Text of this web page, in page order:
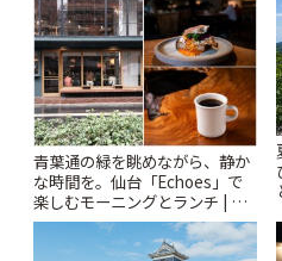
青葉通の緑を眺めながら、静か
な時間を。仙台「Echoes」で
楽しむモーニングとランチ | こ
とりっぷ